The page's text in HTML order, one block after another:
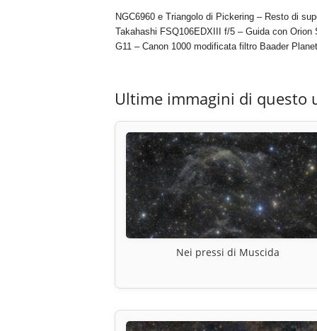
NGC6960 e Triangolo di Pickering – Resto di
Takahashi FSQ106EDXIII f/5 – Guida con
G11 – Canon 1000 modificata filtro Baader
Ultime immagini di questo
Nei pressi di Muscida